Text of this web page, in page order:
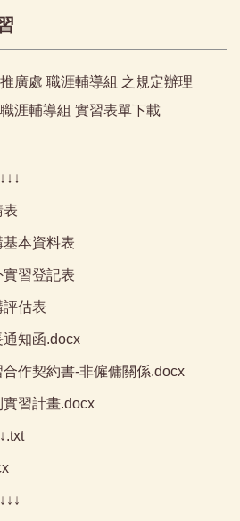
廣處 職涯輔導組 之規定辦理
涯輔導組 實習表單下載
表
本資料表
習登記表
估表
知函.docx
作契約書-非僱傭關係.docx
習計畫.docx